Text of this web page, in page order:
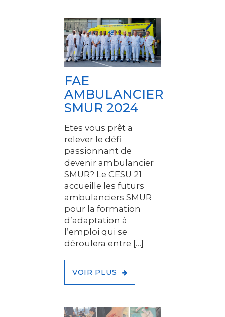
FAE
AMBULANCIER
SMUR 2024
Etes vous prêt a
relever le défi
passionnant de
devenir ambulancier
SMUR? Le CESU 21
accueille les futurs
ambulanciers SMUR
pour la formation
d’adaptation à
l’emploi qui se
déroulera entre […]
VOIR PLUS